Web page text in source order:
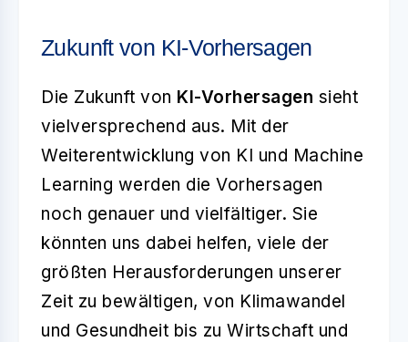
Zukunft von KI-Vorhersagen
Die Zukunft von KI-Vorhersagen sieht
vielversprechend aus. Mit der
Weiterentwicklung von KI und Machine
Learning werden die Vorhersagen
noch genauer und vielfältiger. Sie
könnten uns dabei helfen, viele der
größten Herausforderungen unserer
Zeit zu bewältigen, von Klimawandel
und Gesundheit bis zu Wirtschaft und